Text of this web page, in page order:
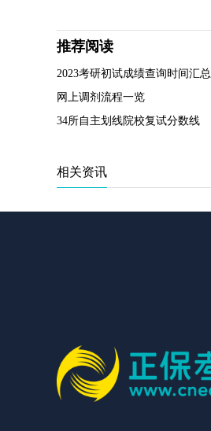
推荐阅读
2023考研初试成绩查询时间汇总
网上调剂流程一览
34所自主划线院校复试分数线
相关资讯